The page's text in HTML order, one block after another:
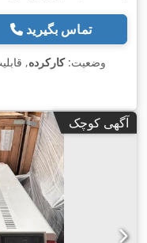
تماس بگیرید
وضعیت:کارکرده,
آگهی کوچک